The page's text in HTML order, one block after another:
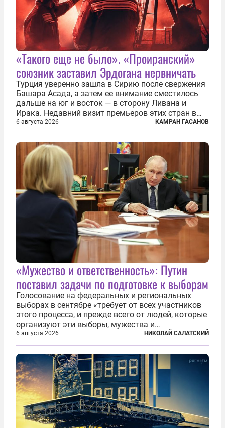
«Такого еще не было». «Проиранский»
союзник заставил Эрдогана нервничать
Турция уверенно зашла в Сирию после свержения
Башара Асада, а затем ее внимание сместилось
дальше на юг и восток — в сторону Ливана и
Ирака. Недавний визит премьеров этих стран в
Анкару, договоры об участии турецкой компании
TPAO в разработке нефти иракского Киркука и
«Дороги развития» подтверждают...
6 августа 2026 КАМРАН ГАСАНОВ
«Мужество и ответственность»: Путин
поставил задачи по подготовке к выборам
Голосование на федеральных и региональных
выборах в сентябре «требует от всех участников
этого процесса, и прежде всего от людей, которые
организуют эти выборы, мужества и
ответственного отношения к формированию
власти», — подчеркнул президент Владимир Путин
на состоявшейся 5 августа в Кремле...
6 августа 2026 НИКОЛАЙ САЛАТСКИЙ